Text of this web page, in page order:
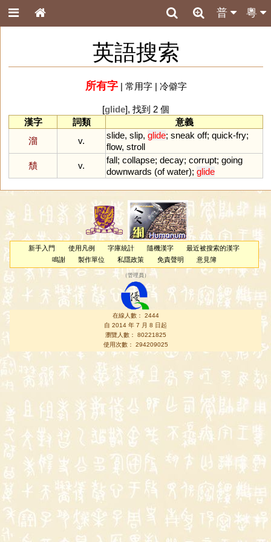
粵
普
英語搜索
所有字| 常用字| 冷僻字
[glide], 找到 2 個
漢字
詞類
意義
溜
v.
slide, slip, glide; sneak off; quick-fry;
flow, stroll
穨
v.
fall; collapse; decay; corrupt; going
downwards (of water); glide
新手入門 使用凡例 字庫統計 隨機漢字
最近被搜索的漢字
鳴謝
製作單位 私隱政策 免責聲明 意見簿
（管理員 ）
在線人數： 2444
自 2014 年 7 月 8 日起
瀏覽人數： 80221825
使用次數： 294209025